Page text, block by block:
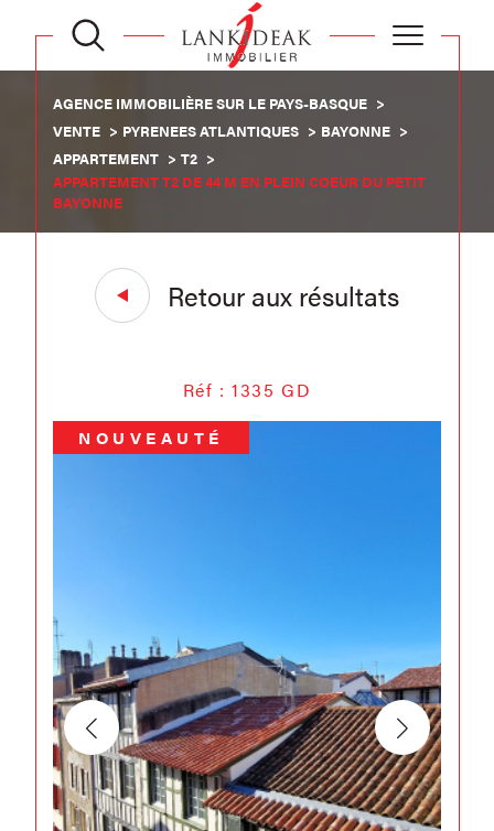
AGENCE IMMOBILIÈRE SUR LE PAYS-BASQUE
VENTE
PYRENEES ATLANTIQUES
BAYONNE
APPARTEMENT
T2
APPARTEMENT T2 DE 44 M EN PLEIN COEUR DU PETIT
BAYONNE
Retour aux résultats
Réf : 1335 GD
NOUVEAUTÉ